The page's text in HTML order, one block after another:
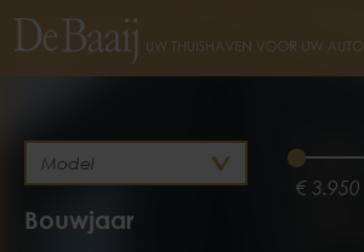
€ 3.950
Bouwjaar